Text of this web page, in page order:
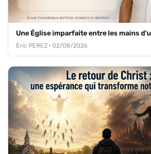
Une Église imparfaite entre les mains
Eric PEREZ · 02/08/2026